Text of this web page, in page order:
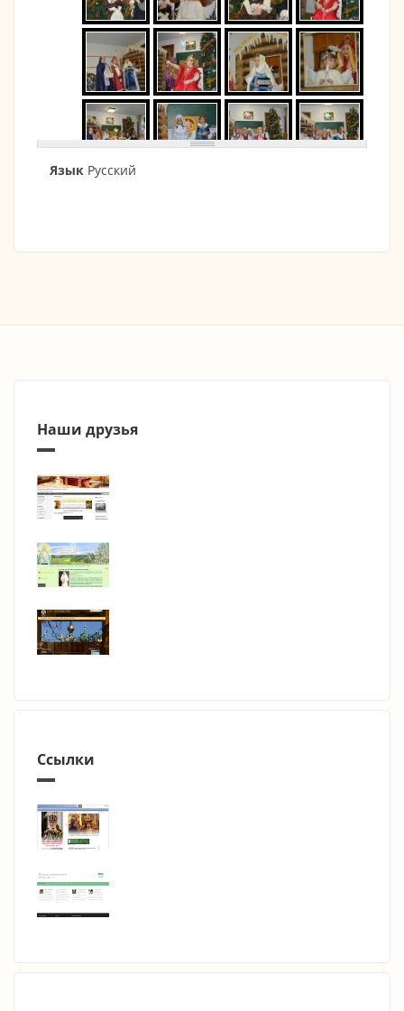
Язык Русский
Наши друзья
Ссылки